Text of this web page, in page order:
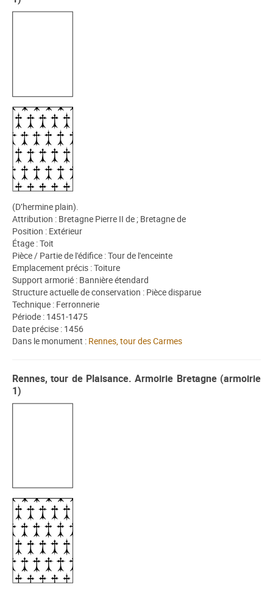
(D’hermine plain).
Attribution : Bretagne Pierre II de ; Bretagne de
Position : Extérieur
Étage : Toit
Pièce / Partie de l'édifice : Tour de l'enceinte
Emplacement précis : Toiture
Support armorié : Bannière étendard
Structure actuelle de conservation : Pièce disparue
Technique : Ferronnerie
Période : 1451-1475
Date précise : 1456
Dans le monument : Rennes, tour des Carmes
Rennes, tour de Plaisance. Armoirie Bretagne (armoirie
1)